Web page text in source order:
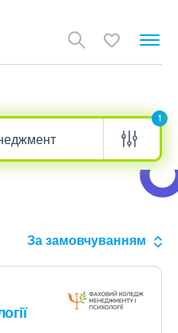
1
За замовчуванням